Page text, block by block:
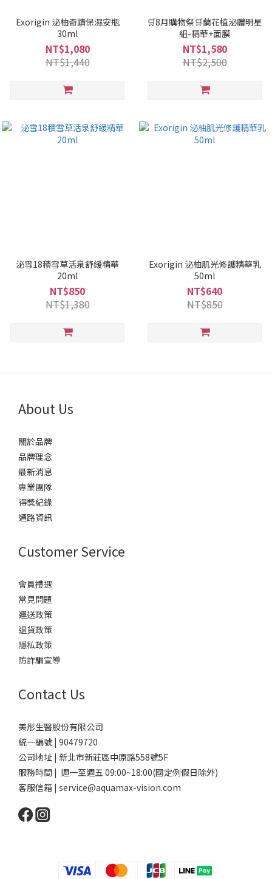
Exorigin 泌柚奇蹟保濕安瓶
30ml
NT$1,080
NT$1,440
🛒8月購物祭🛒蘭花植泌體明星
組-精華+面膜
NT$1,580
NT$2,500
泌雪18積雪草活泉舒緩精華
20ml
NT$850
NT$1,380
Exorigin 泌柚肌光修護精華乳
50ml
NT$640
NT$850
About Us
關於品牌
品牌理念
最新消息
專業團隊
得獎紀錄
通路資訊
Customer Service
會員禮遇
常見問題
運送政策
退貨政策
隱私政策
防詐騙宣導
Contact Us
美彤生醫股份有限公司
統一編號 | 90479720
公司地址 | 新北市新莊區中原路558號5F
服務時間 | 週一至週五 09:00~18:00(國定例假日除外)
客服信箱 | service@aquamax-vision.com